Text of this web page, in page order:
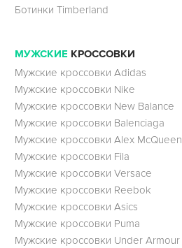
Ботинки Timberland
МУЖСКИЕ КРОССОВКИ
Мужские кроссовки Adidas
Мужские кроссовки Nike
Мужские кроссовки New Balance
Мужские кроссовки Balenciaga
Мужские кроссовки Alex McQueen
Мужские кроссовки Fila
Мужские кроссовки Versace
Мужские кроссовки Reebok
Мужские кроссовки Asics
Мужские кроссовки Puma
Мужские кроссовки Under Armour